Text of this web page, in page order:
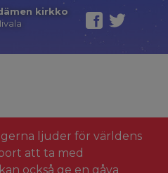
kirkko
ljuder för världens
att ta med
också ge en gåva